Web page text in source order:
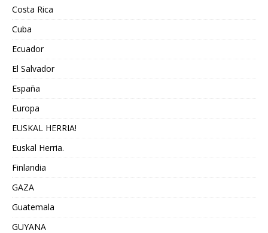
Costa Rica
Cuba
Ecuador
El Salvador
España
Europa
EUSKAL HERRIA!
Euskal Herria.
Finlandia
GAZA
Guatemala
GUYANA